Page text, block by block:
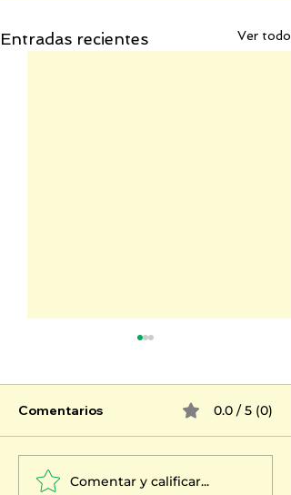
Entradas recientes Ver todo
Por qué el apego
Comentarios 0.0 / 5 (0)
Comentar y calificar...